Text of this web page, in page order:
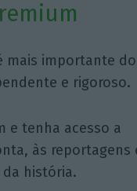
mais importante do
e rigoroso.
e tenha acesso a
às reportagens
história.